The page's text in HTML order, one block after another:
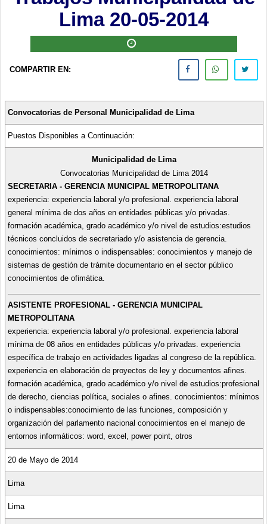
Lima 20-05-2014
COMPARTIR EN:
Convocatorias de Personal Municipalidad de Lima
Puestos Disponibles a Continuación:
Municipalidad de Lima
Convocatorias Municipalidad de Lima 2014
SECRETARIA - GERENCIA MUNICIPAL METROPOLITANA
experiencia: experiencia laboral y/o profesional. experiencia laboral
general mínima de dos años en entidades públicas y/o privadas.
formación académica, grado académico y/o nivel de estudios:estudios
técnicos concluidos de secretariado y/o asistencia de gerencia.
conocimientos: mínimos o indispensables: conocimientos y manejo de
sistemas de gestión de trámite documentario en el sector público
conocimientos de ofimática.
ASISTENTE PROFESIONAL - GERENCIA MUNICIPAL
METROPOLITANA
experiencia: experiencia laboral y/o profesional. experiencia laboral
mínima de 08 años en entidades públicas y/o privadas. experiencia
específica de trabajo en actividades ligadas al congreso de la república.
experiencia en elaboración de proyectos de ley y documentos afines.
formación académica, grado académico y/o nivel de estudios:profesional
de derecho, ciencias política, sociales o afines. conocimientos: mínimos
o indispensables:conocimiento de las funciones, composición y
organización del parlamento nacional conocimientos en el manejo de
entornos informáticos: word, excel, power point, otros
20 de Mayo de 2014
Lima
Lima